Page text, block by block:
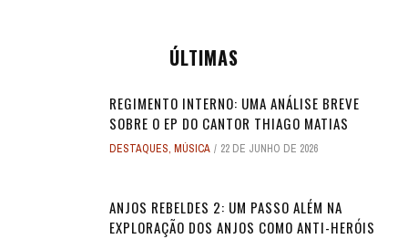
ÚLTIMAS
REGIMENTO INTERNO: UMA ANÁLISE BREVE
SOBRE O EP DO CANTOR THIAGO MATIAS
DESTAQUES, MÚSICA 22 DE JUNHO DE 2026
ANJOS REBELDES 2: UM PASSO ALÉM NA
EXPLORAÇÃO DOS ANJOS COMO ANTI-HERÓIS